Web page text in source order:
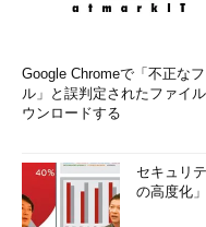
Google Chromeで「不正な
ル」と誤判定されたファイ
ウンロードする
セキュリ
の高度化